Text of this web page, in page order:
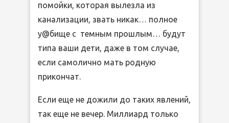
помойки, которая вылезла из
канализации, звать никак… полное
у@бище с темным прошлым… будут
типа ваши дети, даже в том случае,
если самолично мать родную
прикончат.
Если еще не дожили до таких явлений,
так еще не вечер. Миллиард только